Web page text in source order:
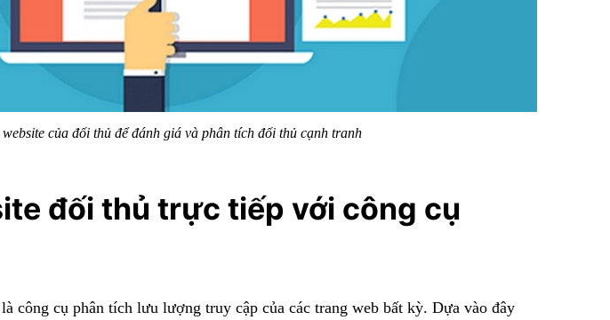
của đối thủ để đánh giá và phân tích đối thủ cạnh tranh
đối thủ trực tiếp với công cụ
công cụ phân tích lưu lượng truy cập của các trang web bất kỳ. Dựa vào đây